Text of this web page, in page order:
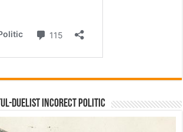
Duelist Incorect Politic